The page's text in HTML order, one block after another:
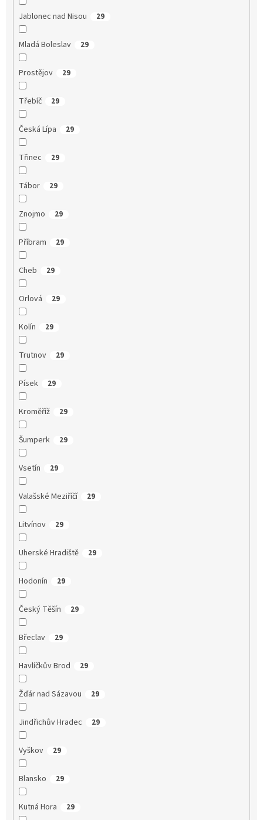
Jablonec nad Nisou 29
Mladá Boleslav 29
Prostějov 29
Třebíč 29
Česká Lípa 29
Třinec 29
Tábor 29
Znojmo 29
Příbram 29
Cheb 29
Orlová 29
Kolín 29
Trutnov 29
Písek 29
Kroměříž 29
Šumperk 29
Vsetín 29
Valašské Meziříčí 29
Litvínov 29
Uherské Hradiště 29
Hodonín 29
Český Těšín 29
Břeclav 29
Havlíčkův Brod 29
Žďár nad Sázavou 29
Jindřichův Hradec 29
Vyškov 29
Blansko 29
Kutná Hora 29